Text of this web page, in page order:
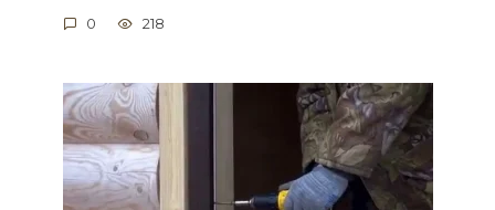
0 218